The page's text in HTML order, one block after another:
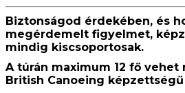
Biztonságod érdekében, és
megérdemelt figyelmet,
mindig kiscsoportosak.
A túrán maximum 12 fő vehet
British Canoeing